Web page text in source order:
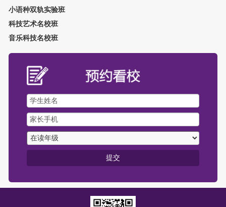
小语种双轨实验班
科技艺术名校班
音乐科技名校班